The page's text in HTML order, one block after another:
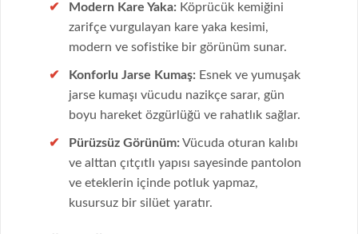
Modern Kare Yaka: Köprücük kemiğini
zarifçe vurgulayan kare yaka kesimi,
modern ve sofistike bir görünüm sunar.
Konforlu Jarse Kumaş: Esnek ve yumuşak
jarse kumaşı vücudu nazikçe sarar, gün
boyu hareket özgürlüğü ve rahatlık sağlar.
Pürüzsüz Görünüm: Vücuda oturan kalıbı
ve alttan çıtçıtlı yapısı sayesinde pantolon
ve eteklerin içinde potluk yapmaz,
kusursuz bir silüet yaratır.